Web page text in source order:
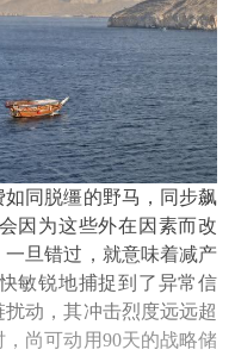
同脱缰的野马，同步飙
因为这些外在因素而改
旦错过，就意味着减产
敏锐地捕捉到了异常信
动，其冲击烈度远远超
尚可动用90天的战略储